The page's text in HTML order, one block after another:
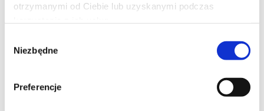
otrzymanymi od Ciebie lub uzyskanymi podczas
zgody
Niezbędne
Preferencje
POSŁANI
„Posłani”to poruszająca opowieść o Bogu działającym tu i teraz
wspólnocie, która potrafi podtrzymać człowieka, gdy sam już nie
daje rady.